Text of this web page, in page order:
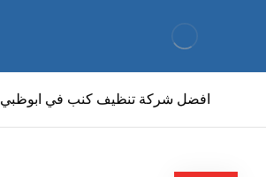
افضل شركة تنظيف كنب في ابوظبي 0527282069